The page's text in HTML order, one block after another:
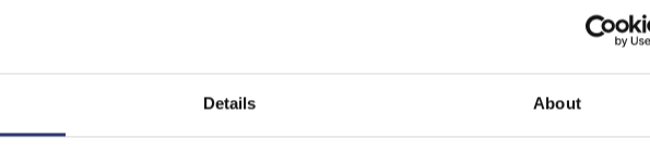
Details About